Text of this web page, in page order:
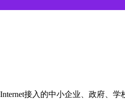
接入的中小企业、政府、学